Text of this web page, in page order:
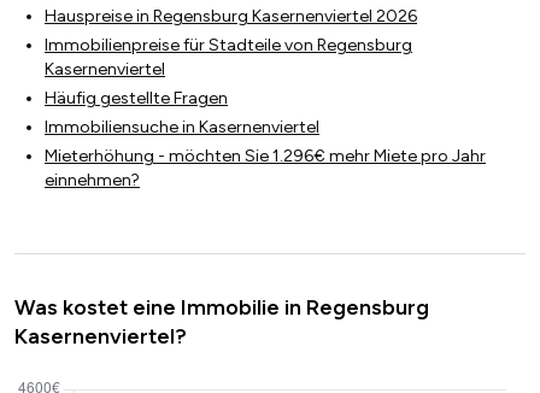
Hauspreise in Regensburg Kasernenviertel 2026
Immobilienpreise für Stadteile von Regensburg
Kasernenviertel
Häufig gestellte Fragen
Immobiliensuche in Kasernenviertel
Mieterhöhung - möchten Sie 1.296€ mehr Miete pro Jahr
einnehmen?
Was kostet eine Immobilie in Regensburg
Kasernenviertel?